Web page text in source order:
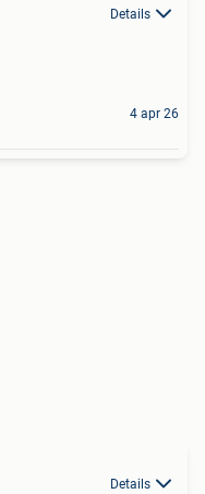
Details
4 apr 26
Details